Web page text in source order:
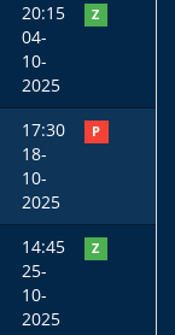
20:15
04-
10-
2025
Z
17:30
18-
10-
2025
P
14:45
25-
10-
2025
Z